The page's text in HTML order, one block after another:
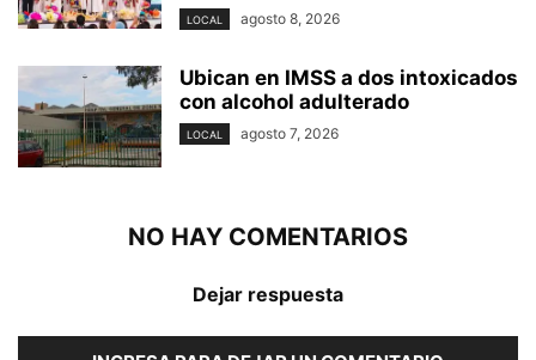
LOCAL agosto 8, 2026
Ubican en IMSS a dos intoxicados
con alcohol adulterado
LOCAL agosto 7, 2026
NO HAY COMENTARIOS
Dejar respuesta